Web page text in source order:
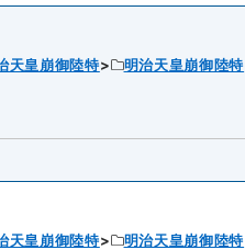
天皇崩御陸特
明治天皇崩御陸特
天皇崩御陸特
明治天皇崩御陸特